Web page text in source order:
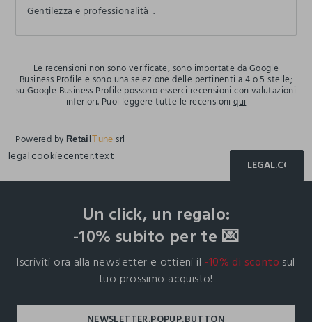
Gentilezza e professionalità .
Le recensioni non sono verificate, sono importate da Google
Business Profile e sono una selezione delle pertinenti a 4 o 5 stelle;
su Google Business Profile possono esserci recensioni con valutazioni
inferiori. Puoi leggere tutte le recensioniqui
Powered by RetailTune srl
legal.cookiecenter.text
Un click, un regalo:
-10% subito per te 💌
Iscriviti ora alla newsletter e ottieni il -10% di sconto sul
tuo prossimo acquisto!